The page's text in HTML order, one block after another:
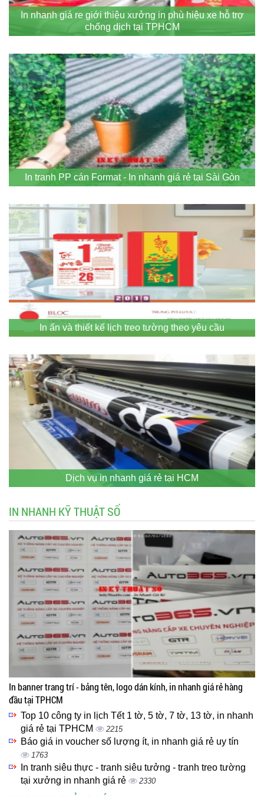
In nhanh giá re giới thiệu xưởng in phù hiệu xe hỗ trợ
chống dịch tại TPHCM
In tranh PP cán Format - In nhanh giá rẻ tại Sài Gòn
In ấn và thiết kế lịch treo tường theo yêu cầu
Dịch vụ in nhanh giá rẻ tại HCM
IN NHANH KỸ THUẬT SỐ
In banner trang trí - bảng tên, logo dán kính, in nhanh giá rẻ hàng
đầu tại TPHCM
Top 10 công ty in lịch Tết 1 tờ, 5 tờ, 7 tờ, 13 tờ, in nhanh
giá rẻ tại TPHCM
2215
Báo giá in voucher số lượng ít, in nhanh giá rẻ uy tín
1763
In tranh siêu thực - tranh siêu tưởng - tranh treo tường
tại xưởng in nhanh giá rẻ
2330